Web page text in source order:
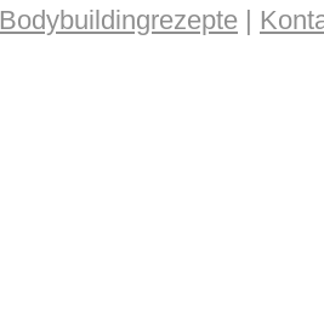
Bodybuildingrezepte |